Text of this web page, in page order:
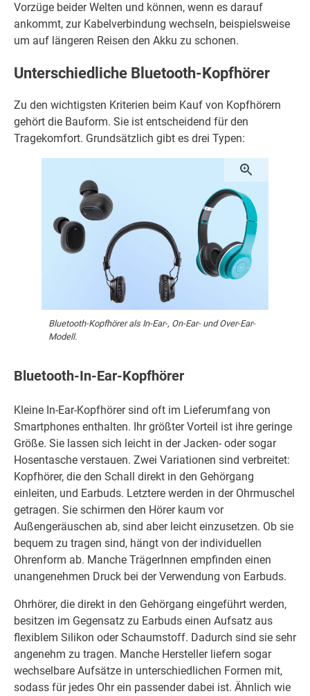
Vorzüge beider Welten und können, wenn es darauf
ankommt, zur Kabelverbindung wechseln, beispielsweise
um auf längeren Reisen den Akku zu schonen.
Unterschiedliche Bluetooth-Kopfhörer
Zu den wichtigsten Kriterien beim Kauf von Kopfhörern
gehört die Bauform. Sie ist entscheidend für den
Tragekomfort. Grundsätzlich gibt es drei Typen:
Bluetooth-Kopfhörer als In-Ear-, On-Ear- und Over-Ear-
Modell.
Bluetooth-In-Ear-Kopfhörer
Kleine In-Ear-Kopfhörer sind oft im Lieferumfang von
Smartphones enthalten. Ihr größter Vorteil ist ihre geringe
Größe. Sie lassen sich leicht in der Jacken- oder sogar
Hosentasche verstauen. Zwei Variationen sind verbreitet:
Kopfhörer, die den Schall direkt in den Gehörgang
einleiten, und Earbuds. Letztere werden in der Ohrmuschel
getragen. Sie schirmen den Hörer kaum vor
Außengeräuschen ab, sind aber leicht einzusetzen. Ob sie
bequem zu tragen sind, hängt von der individuellen
Ohrenform ab. Manche TrägerInnen empfinden einen
unangenehmen Druck bei der Verwendung von Earbuds.
Ohrhörer, die direkt in den Gehörgang eingeführt werden,
besitzen im Gegensatz zu Earbuds einen Aufsatz aus
flexiblem Silikon oder Schaumstoff. Dadurch sind sie sehr
angenehm zu tragen. Manche Hersteller liefern sogar
wechselbare Aufsätze in unterschiedlichen Formen mit,
sodass für jedes Ohr ein passender dabei ist. Ähnlich wie